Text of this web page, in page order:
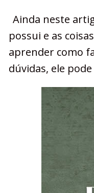
Ainda neste
possui e as
aprender como
dúvidas, ele